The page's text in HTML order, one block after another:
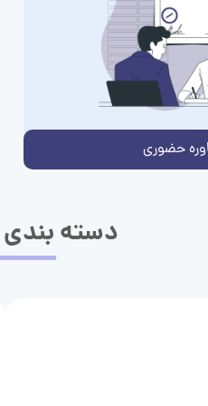
حضوری
دسته بندی